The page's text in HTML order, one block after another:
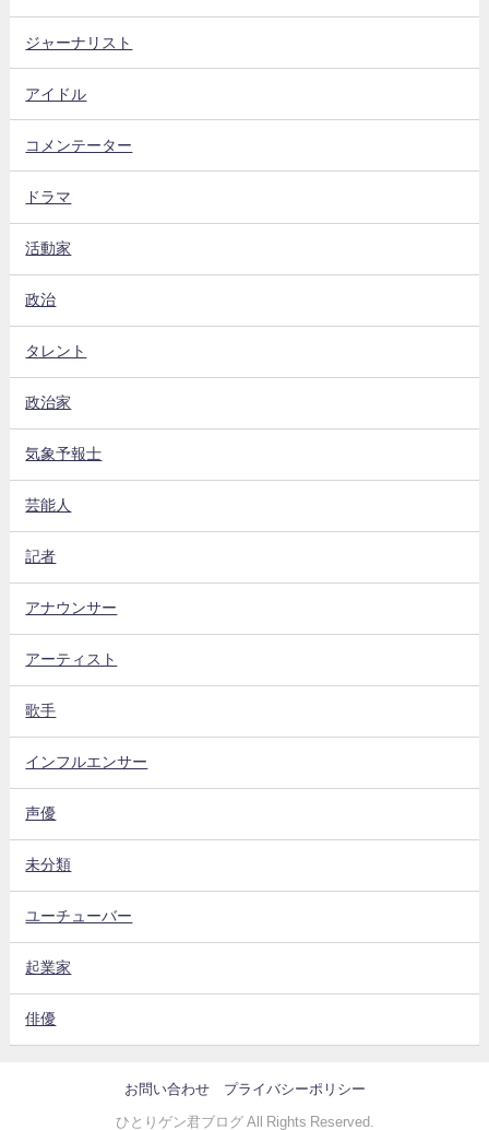
ジャーナリスト
アイドル
コメンテーター
ドラマ
活動家
政治
タレント
政治家
気象予報士
芸能人
記者
アナウンサー
アーティスト
歌手
インフルエンサー
声優
未分類
ユーチューバー
起業家
俳優
お問い合わせ プライバシーポリシー
ひとりゲン君ブログ All Rights Reserved.